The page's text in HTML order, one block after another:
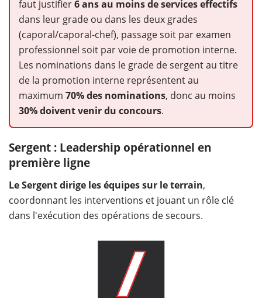
faut justifier6 ans au moins de services effectifs
dans leur grade ou dans les deux grades
(caporal/caporal-chef), passage soit par examen
professionnel soit par voie de promotion interne.
Les nominations dans le grade de sergent au titre
de la promotion interne représentent au
maximum 70% des nominations, donc au moins
30% doivent venir du concours.
Sergent : Leadership opérationnel en
première ligne
Le Sergent dirige les équipes sur le terrain,
coordonnant les interventions et jouant un rôle clé
dans l'exécution des opérations de secours.